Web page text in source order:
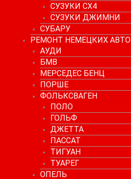
СУЗУКИ СХ4
СУЗУКИ ДЖИМНИ
СУБАРУ
РЕМОНТ НЕМЕЦКИХ АВТО
АУДИ
БМВ
МЕРСЕДЕС БЕНЦ
ПОРШЕ
ФОЛЬКСВАГЕН
ПОЛО
ГОЛЬФ
ДЖЕТТА
ПАССАТ
ТИГУАН
ТУАРЕГ
ОПЕЛЬ